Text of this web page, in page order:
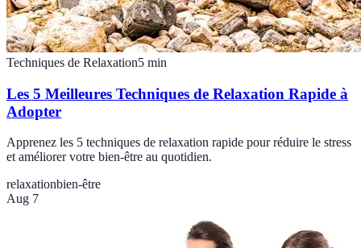
Techniques de Relaxation5 min
Les 5 Meilleures Techniques de Relaxation Rapide à
Adopter
Apprenez les 5 techniques de relaxation rapide pour réduire le stress
et améliorer votre bien-être au quotidien.
relaxationbien-être
Aug 7